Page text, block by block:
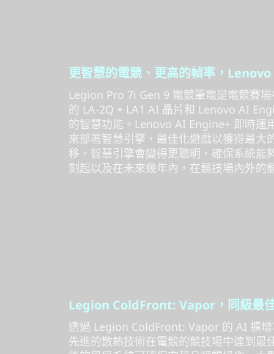
更智慧的電競、更高的幀率，
Legion Pro 7i Gen 9 電競筆電是電競賽
的 LA-2Q + LA1 AI 晶片和 Lenovo AI
的智慧功能。Lenovo AI Engine+ 即時運
來部署智慧引擎，最佳化遊戲以獲得最大
移，智慧引擎會變得更聰明，確保系統能
刻起以及在未來幾年內，在競技場內外的
Legion ColdFront: Vapor，同級最
透過 Legion ColdFront: Vapor 的 AI 擴
先進的散熱技術在電競的競技場中達到最